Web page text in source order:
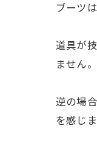
ブーツ
道具が
ません。
逆の場
を感じま